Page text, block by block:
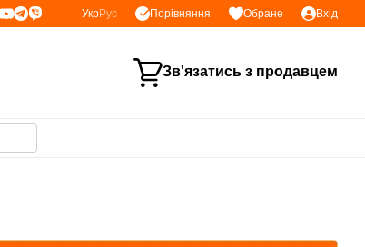
УкрРус Порівняння Обране Вхід
Зв'язатись з продавцем